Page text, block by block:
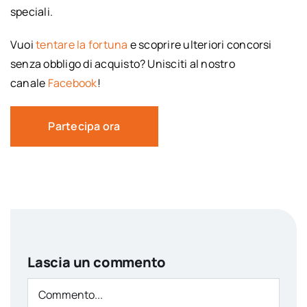
speciali.
Vuoitentare la fortuna e scoprire ulteriori concorsi
senza obbligo di acquisto? Unisciti al nostro
canale Facebook!
Partecipa ora
Lascia un commento
Comment